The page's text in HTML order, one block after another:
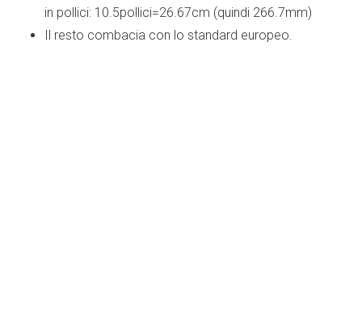
in pollici: 10.5pollici=26.67cm (quindi 266.7mm)
Il resto combacia con lo standard europeo.